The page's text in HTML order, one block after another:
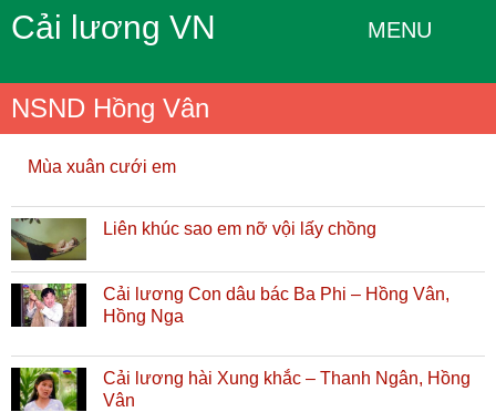
Cải lương VN MENU
NSND Hồng Vân
Mùa xuân cưới em
Liên khúc sao em nỡ vội lấy chồng
Cải lương Con dâu bác Ba Phi – Hồng Vân,
Hồng Nga
Cải lương hài Xung khắc – Thanh Ngân, Hồng
Vân